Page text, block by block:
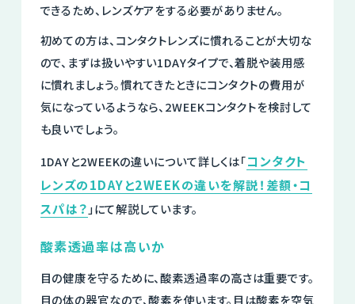
できるため、レンズケアをする必要がありません。
初めての方は、コンタクトレンズに慣れることが大切な
ので、まずは扱いやすい1DAYタイプで、着脱や装用感
に慣れましょう。慣れてきたときにコンタクトの費用が
気になっているようなら、2WEEKコンタクトを検討して
も良いでしょう。
1DAYと2WEEKの違いについて詳しくは「コンタクト
レンズの1DAYと2WEEKの違いを解説！差額・コ
スパは？ 」にて解説しています。
酸素透過率は高いか
目の健康を守るために、酸素透過率の高さは重要です。
目の体の器官なので、酸素を使います。目は酸素を空気